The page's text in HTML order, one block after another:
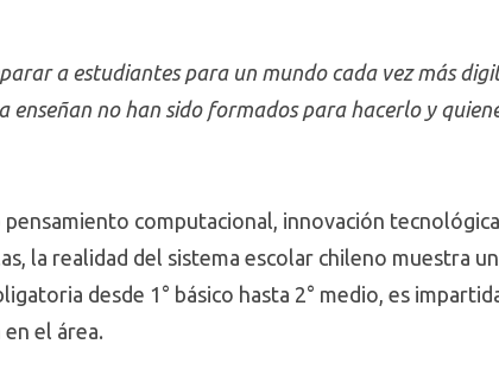
a estudiantes para un mundo cada vez más
no han sido formados para hacerlo y
computacional, innovación
la realidad del sistema escolar chileno muestra
desde 1° básico hasta 2° medio, es
el área.